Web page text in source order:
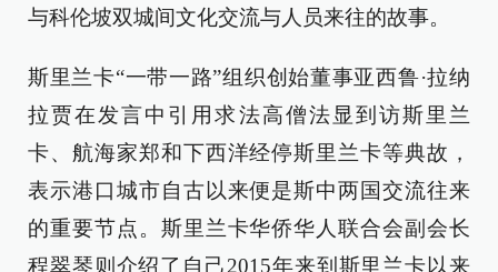
与科伦坡双城间文化交流与人员来往的故事。
斯里兰卡“一带一路”组织创始董事亚西鲁·拉纳
拉贾在发言中引用求法高僧法显到访斯里兰
卡、航海家郑和下西洋经停斯里兰卡等典故，
表示港口城市自古以来便是斯中两国交流往来
的重要节点。斯里兰卡华侨华人联合会副会长
程翠琴则介绍了自己2015年来到斯里兰卡以来